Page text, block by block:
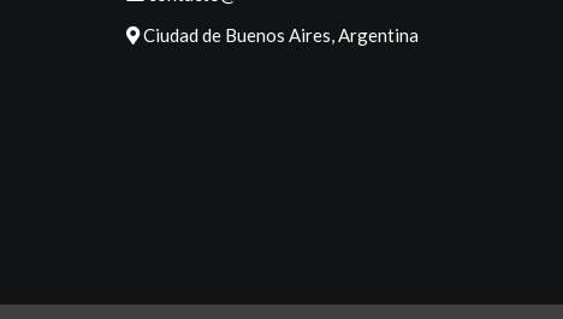
Ciudad de Buenos Aires, Argentina